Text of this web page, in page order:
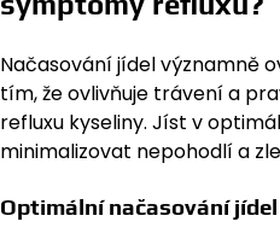
Načasování jídel významně
tím, že ovlivňuje trávení a
refluxu kyseliny. Jíst v
minimalizovat nepohodlí a
Optimální načasování